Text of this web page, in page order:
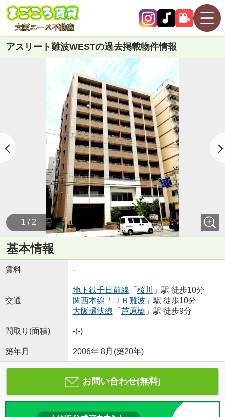
アスリート難波WESTの過去掲載物件情報
1 / 2
基本情報
賃料 -
交通
地下鉄千日前線 「 桜川
」駅 徒歩10分
関西本線 「 ＪＲ難波 」駅 徒歩10分
大阪環状線 「 芦原橋 」駅 徒歩9分
間取り(面積) -(-)
築年月 2006年 8月(築20年)
お問い合わせ(無料)